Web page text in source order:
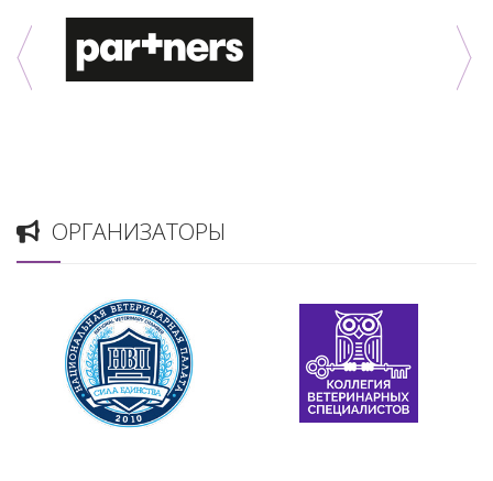
ОРГАНИЗАТОРЫ